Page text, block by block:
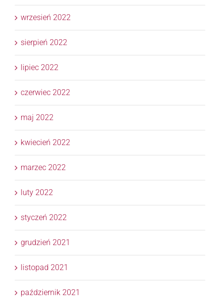
wrzesień 2022
sierpień 2022
lipiec 2022
czerwiec 2022
maj 2022
kwiecień 2022
marzec 2022
luty 2022
styczeń 2022
grudzień 2021
listopad 2021
październik 2021